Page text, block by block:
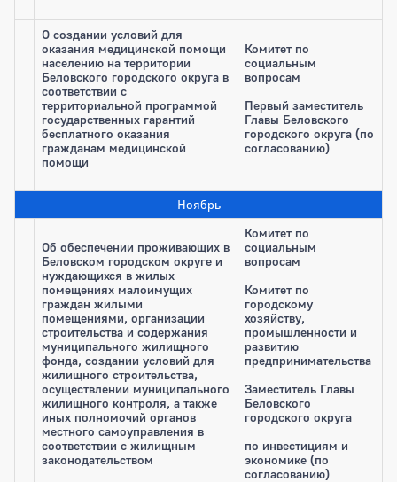
О создании условий для
оказания медицинской помощи
населению на территории
Беловского городского округа в
соответствии с
территориальной программой
государственных гарантий
бесплатного оказания
гражданам медицинской
помощи
Комитет по
социальным
вопросам
Первый заместитель
Главы Беловского
городского округа (по
согласованию)
Ноябрь
Об обеспечении проживающих в
Беловском городском округе и
нуждающихся в жилых
помещениях малоимущих
граждан жилыми
помещениями, организации
строительства и содержания
муниципального жилищного
фонда, создании условий для
жилищного строительства,
осуществлении муниципального
жилищного контроля, а также
иных полномочий органов
местного самоуправления в
соответствии с жилищным
законодательством
Комитет по
социальным
вопросам
Комитет по
городскому
хозяйству,
промышленности и
развитию
предпринимательства
Заместитель Главы
Беловского
городского округа
по инвестициям и
экономике (по
согласованию)